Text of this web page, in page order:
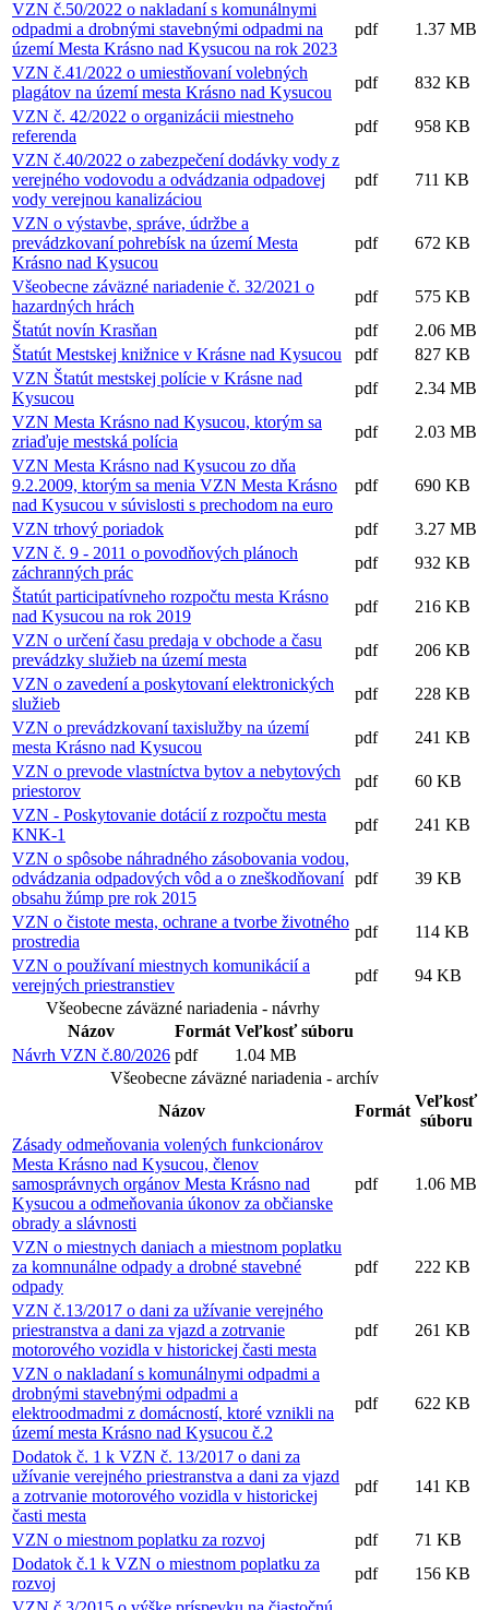
VZN č.50/2022 o nakladaní s komunálnymi
odpadmi a drobnými stavebnými odpadmi na
území Mesta Krásno nad Kysucou na rok 2023
pdf 1.37 MB
VZN č.41/2022 o umiestňovaní volebných
plagátov na území mesta Krásno nad Kysucou
pdf
832 KB
VZN č. 42/2022 o organizácii miestneho
referenda
pdf
958 KB
VZN č.40/2022 o zabezpečení dodávky vody z
verejného vodovodu a odvádzania odpadovej
vody verejnou kanalizáciou
pdf 711 KB
VZN o výstavbe, správe, údržbe a
prevádzkovaní pohrebísk na území Mesta
Krásno nad Kysucou
pdf 672 KB
Všeobecne záväzné nariadenie č. 32/2021 o
hazardných hrách
pdf
575 KB
Štatút novín Krasňan
pdf
2.06 MB
Štatút Mestskej knižnice v Krásne nad Kysucou
pdf
827 KB
VZN Štatút mestskej polície v Krásne nad
Kysucou
pdf
2.34 MB
VZN Mesta Krásno nad Kysucou, ktorým sa
zriaďuje mestská polícia
pdf
2.03 MB
VZN Mesta Krásno nad Kysucou zo dňa
9.2.2009, ktorým sa menia VZN Mesta Krásno
nad Kysucou v súvislosti s prechodom na euro
pdf 690 KB
VZN trhový poriadok pdf
3.27 MB
VZN č. 9 - 2011 o povodňových plánoch
záchranných prác
pdf
932 KB
Štatút participatívneho rozpočtu mesta Krásno
nad Kysucou na rok 2019
pdf
216 KB
VZN o určení času predaja v obchode a času
prevádzky služieb na území mesta
pdf
206 KB
VZN o zavedení a poskytovaní elektronických
služieb
pdf
228 KB
VZN o prevádzkovaní taxislužby na území
mesta Krásno nad Kysucou
pdf
241 KB
VZN o prevode vlastníctva bytov a nebytových
priestorov
pdf
60 KB
VZN - Poskytovanie dotácií z rozpočtu mesta
KNK-1
pdf
241 KB
VZN o spôsobe náhradného zásobovania vodou,
odvádzania odpadových vôd a o zneškodňovaní
obsahu žúmp pre rok 2015
pdf 39 KB
VZN o čistote mesta, ochrane a tvorbe životného
prostredia
pdf
114 KB
VZN o používaní miestnych komunikácií a
verejných priestranstiev
pdf
94 KB
Všeobecne záväzné nariadenia - návrhy
Názov
Formát Veľkosť súboru
Návrh VZN č.80/2026 pdf
1.04 MB
Všeobecne záväzné nariadenia - archív
Názov
Formát
Veľkosť
súboru
Zásady odmeňovania volených funkcionárov
Mesta Krásno nad Kysucou, členov
samosprávnych orgánov Mesta Krásno nad
Kysucou a odmeňovania úkonov za občianske
obrady a slávnosti
pdf 1.06 MB
VZN o miestnych daniach a miestnom poplatku
za komnunálne odpady a drobné stavebné
odpady
pdf 222 KB
VZN č.13/2017 o dani za užívanie verejného
priestranstva a dani za vjazd a zotrvanie
motorového vozidla v historickej časti mesta
pdf 261 KB
VZN o nakladaní s komunálnymi odpadmi a
drobnými stavebnými odpadmi a
elektroodmadmi z domácností, ktoré vznikli na
území mesta Krásno nad Kysucou č.2
pdf 622 KB
Dodatok č. 1 k VZN č. 13/2017 o dani za
užívanie verejného priestranstva a dani za vjazd
a zotrvanie motorového vozidla v historickej
časti mesta
pdf 141 KB
VZN o miestnom poplatku za rozvoj pdf
71 KB
Dodatok č.1 k VZN o miestnom poplatku za
rozvoj
pdf
156 KB